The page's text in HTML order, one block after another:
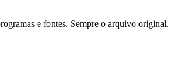
e fontes. Sempre o arquivo original.